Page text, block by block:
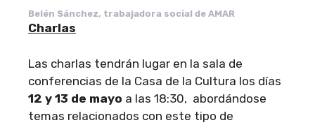
Belén Sánchez, trabajadora social de AMAR
Charlas
Las charlas tendrán lugar en la sala de
conferencias de la Casa de la Cultura los días
12 y 13 de mayo a las 18:30, abordándose
temas relacionados con este tipo de